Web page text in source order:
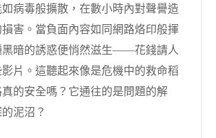
病毒般擴散，在數小時內對聲譽造
害。當負面內容如同網路烙印般揮
黑暗的誘惑便悄然滋生——花錢請人
影片。這聽起來像是危機中的救命稻
的安全嗎？它通往的是問題的解
泥沼？